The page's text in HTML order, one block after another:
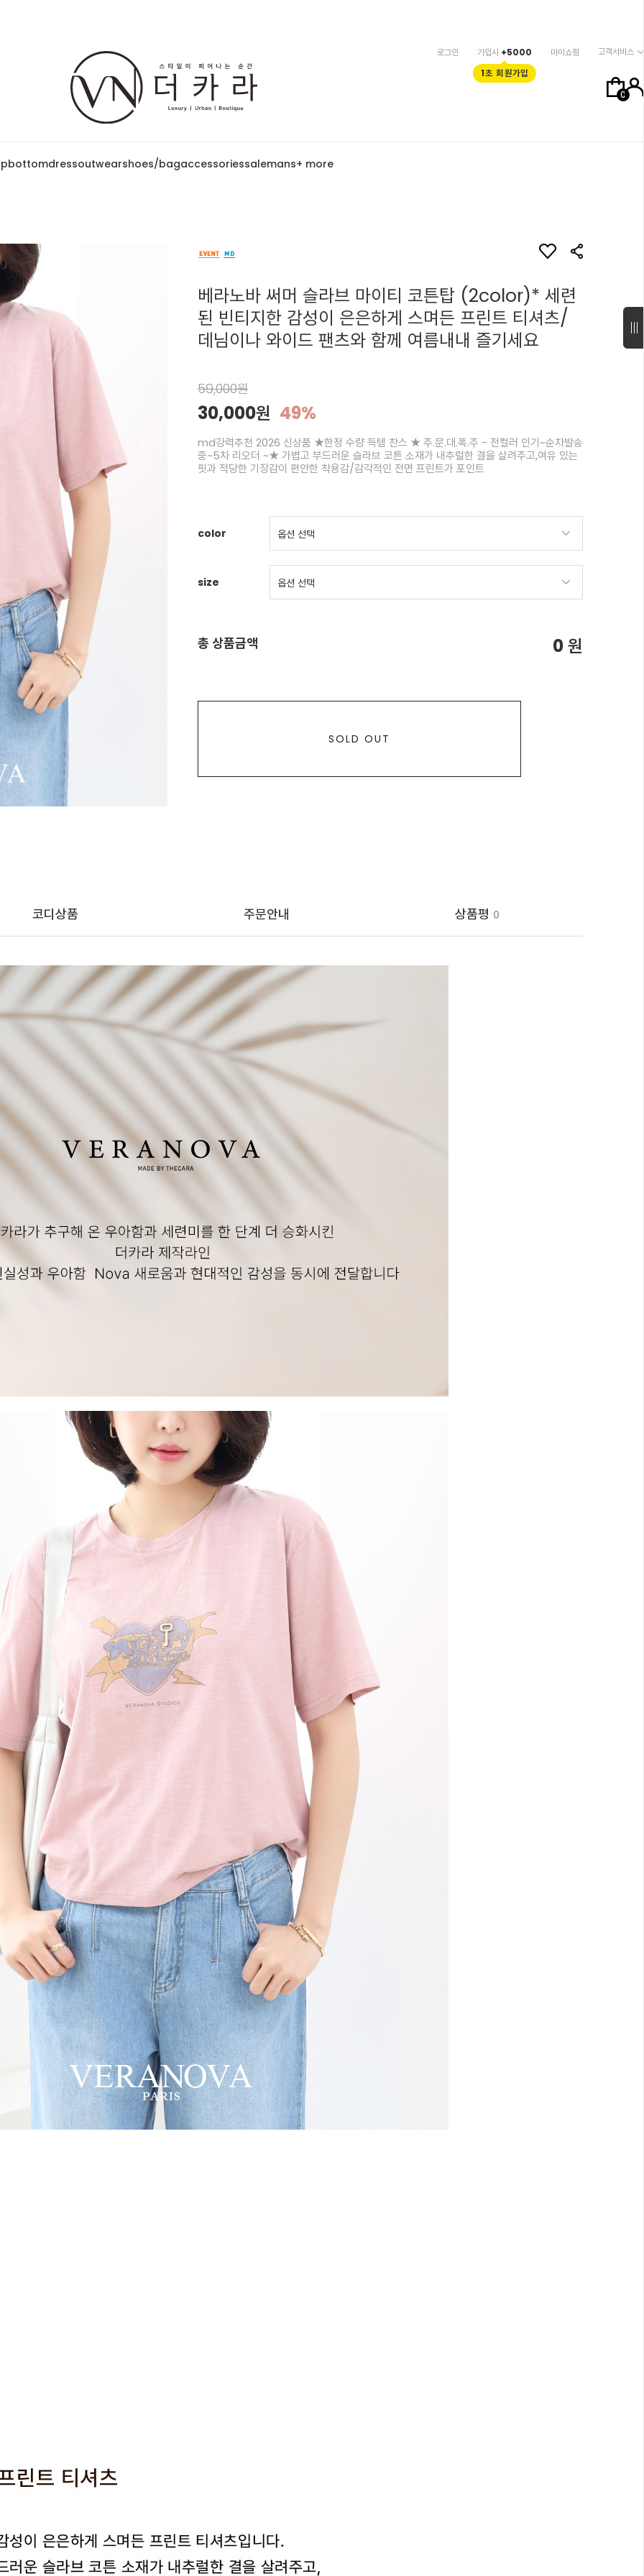
0
로그인 가입시 +5000
1초 회원가입
마이쇼핑 고객서비스
bottomdressoutwearshoes/bagaccessoriessalemans+ more
베라노바 써머 슬라브 마이티 코튼탑 (2color)* 세련
된 빈티지한 감성이 은은하게 스며든 프린트 티셔츠/
데님이나 와이드 팬츠와 함께 여름내내 즐기세요
59,000원
30,000원 49%
md강력추천 2026 신상품 ★한정 수량 득템 찬스 ★ 주.문.대.폭.주 - 전컬러 인기~순차발송
중~5차 리오더 ~★ 가볍고 부드러운 슬라브 코튼 소재가 내추럴한 결을 살려주고,여유 있는
핏과 적당한 기장감이 편안한 착용감/감각적인 전면 프린트가 포인트
color
size
총 상품금액 0원
SOLD OUT
코디상품 주문안내 상품평 0